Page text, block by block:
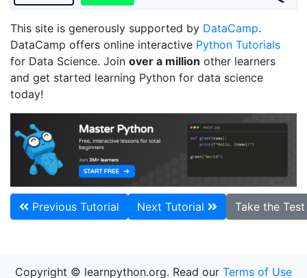
This site is generously supported by DataCamp.
DataCamp offers online interactive Python Tutorials
for Data Science. Join over a million other learners
and get started learning Python for data science
today!
Previous Tutorial Next Tutorial Take the
Copyright © learnpython.org. Read our Terms of Use